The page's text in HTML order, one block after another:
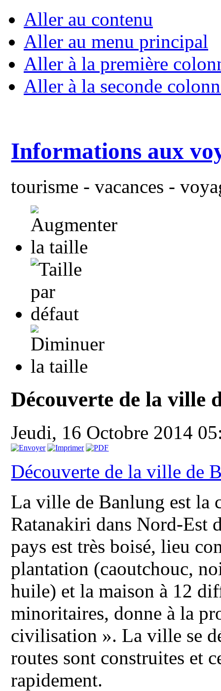
Aller au contenu
Aller au menu principal
Aller à la première
Aller à la seconde
Informations aux
tourisme - vacances -
Découverte de la ville
Jeudi, 16 Octobre 2014
Découverte de la ville de
La ville de Banlung est la
Ratanakiri dans Nord-Est
pays est très boisé, lieu
plantation (caoutchouc,
huile) et la maison à 12
minoritaires, donne à la
civilisation ». La ville se
routes sont construites et
rapidement.